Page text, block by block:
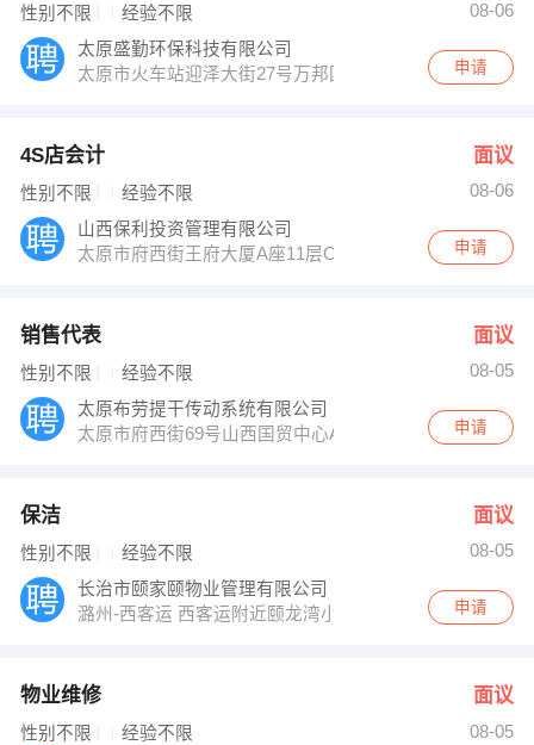
性别不限 经验不限
08-06
太原盛勤环保科技有限公司
太原市火车站迎泽大街27号万邦国际写字楼1425申请
4S店会计 面议
性别不限 经验不限
08-06
山西保利投资管理有限公司
太原市府西街王府大厦A座11层C
申请
销售代表 面议
性别不限 经验不限
08-05
太原布劳提干传动系统有限公司
太原市府西街69号山西国贸中心A座5层
申请
保洁 面议
性别不限 经验不限
08-05
长治市颐家颐物业管理有限公司
潞州-西客运 西客运附近颐龙湾小区物业
申请
物业维修 面议
性别不限 经验不限
08-05